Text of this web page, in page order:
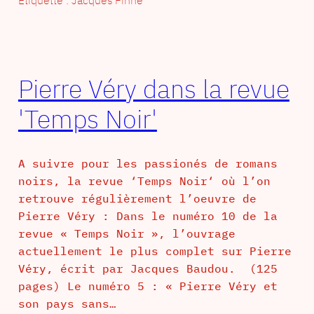
Pierre Véry dans la revue
'Temps Noir'
A suivre pour les passionés de romans
noirs, la revue ‘Temps Noir‘ où l’on
retrouve régulièrement l’oeuvre de
Pierre Véry : Dans le numéro 10 de la
revue « Temps Noir », l’ouvrage
actuellement le plus complet sur Pierre
Véry, écrit par Jacques Baudou. (125
pages) Le numéro 5 : « Pierre Véry et
son pays sans…